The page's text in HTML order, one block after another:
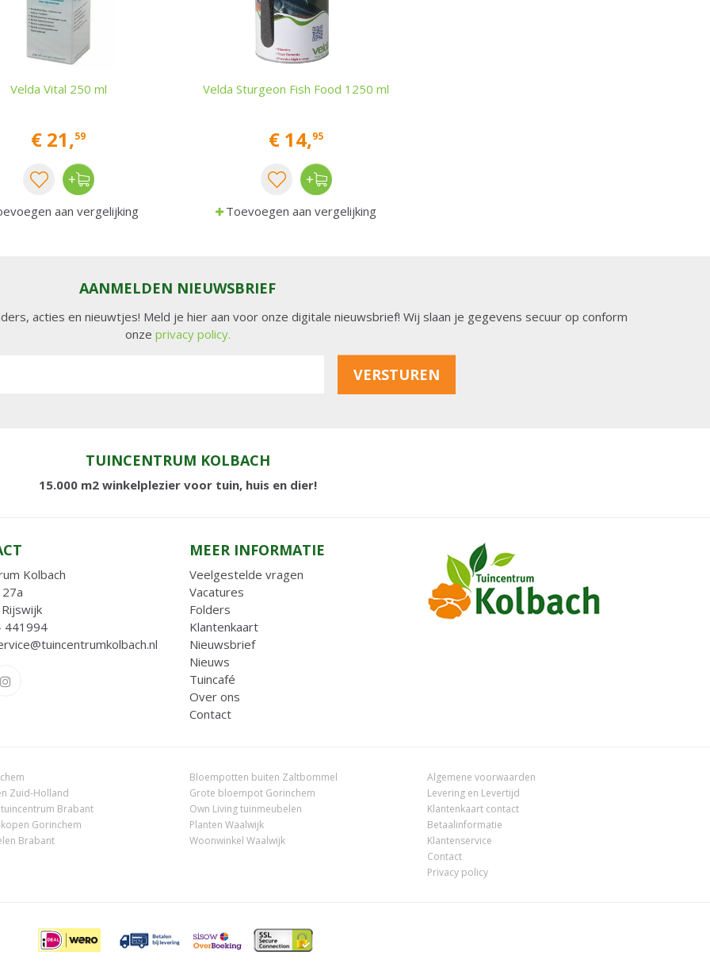
Velda Vital 250 ml
€ 21,59
aan vergelijking
Velda Sturgeon Fish Food 1250 ml
€ 14,95
Toevoegen aan vergelijking
AANMELDEN NIEUWSBRIEF
acties en nieuwtjes! Meld je hier aan voor onze digitale nieuwsbrief! Wij slaan je gegevens secuur op conform
onze privacy policy.
TUINCENTRUM KOLBACH
15.000 m2 winkelplezier voor tuin, huis en dier!
Kolbach
441994
MEER INFORMATIE
Veelgestelde vragen
Vacatures
Folders
Klantenkaart
Nieuwsbrief
Nieuws
Tuincafé
Over ons
Contact
Zuid-Holland
Brabant
Gorinchem
Brabant
Bloempotten buiten Zaltbommel
Grote bloempot Gorinchem
Own Living tuinmeubelen
Planten Waalwijk
Woonwinkel Waalwijk
Algemene voorwaarden
Levering en Levertijd
Klantenkaart contact
Betaalinformatie
Klantenservice
Contact
Privacy policy